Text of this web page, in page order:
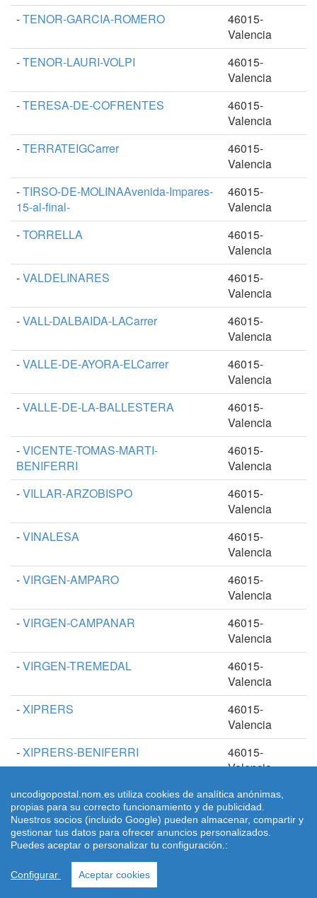
-TENOR-GARCIA-ROMERO
46015-
Valencia
-TENOR-LAURI-VOLPI
46015-
Valencia
-TERESA-DE-COFRENTES
46015-
Valencia
-TERRATEIGCarrer
46015-
Valencia
-TIRSO-DE-MOLINAAvenida-Impares-
15-al-final-
46015-
Valencia
-TORRELLA
46015-
Valencia
-VALDELINARES
46015-
Valencia
-VALL-DALBAIDA-LACarrer
46015-
Valencia
-VALLE-DE-AYORA-ELCarrer
46015-
Valencia
-VALLE-DE-LA-BALLESTERA
46015-
Valencia
-VICENTE-TOMAS-MARTI-
BENIFERRI
46015-
Valencia
-VILLAR-ARZOBISPO
46015-
Valencia
-VINALESA
46015-
Valencia
-VIRGEN-AMPARO
46015-
Valencia
-VIRGEN-CAMPANAR
46015-
Valencia
-VIRGEN-TREMEDAL
46015-
Valencia
-XIPRERS
46015-
Valencia
-XIPRERS-BENIFERRI
46015-
Valencia
Otros C.P. Valencia capital
Códigos Postales Valencia capital
Las Calles indicadas anteriormente corresponden al
uncodigopostal.nom.es utiliza cookies de analítica anónimas,
propias para su correcto funcionamiento y de publicidad.
Nuestros socios (incluido Google) pueden almacenar, compartir y
gestionar tus datos para ofrecer anuncios personalizados.
Puedes aceptar o personalizar tu configuración.:
Configurar Aceptar cookies